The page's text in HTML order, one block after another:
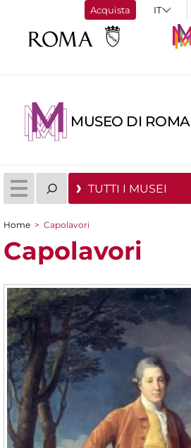
Acquista
MUSEO DI ROMA
TUTTI I MUSEI
Tu sei qui
Home > Capolavori
Capolavori